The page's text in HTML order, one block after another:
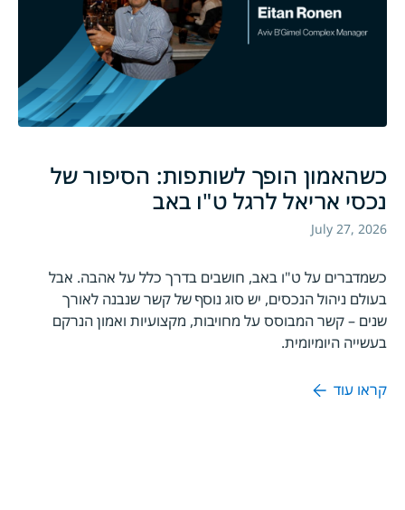
כשהאמון הופך לשותפות: הסיפור של
נכסי אריאל לרגל ט"ו באב
July 27, 2026
כשמדברים על ט"ו באב, חושבים בדרך כלל על אהבה. אבל
בעולם ניהול הנכסים, יש סוג נוסף של קשר שנבנה לאורך
שנים – קשר המבוסס על מחויבות, מקצועיות ואמון הנרקם
בעשייה היומיומית.
קראו עוד